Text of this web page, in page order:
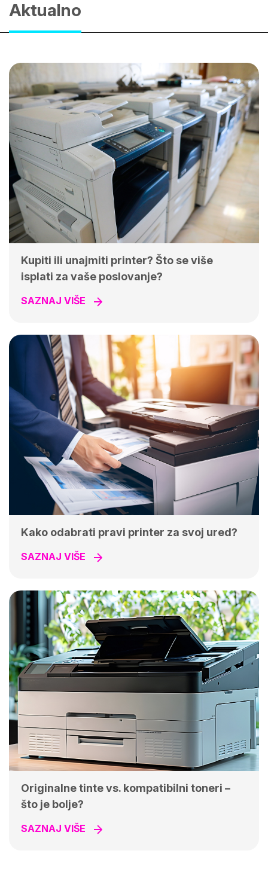
Aktualno
Kupiti ili unajmiti printer? Što se više
isplati za vaše poslovanje?
SAZNAJ VIŠE
Kako odabrati pravi printer za svoj ured?
SAZNAJ VIŠE
Originalne tinte vs. kompatibilni toneri –
što je bolje?
SAZNAJ VIŠE